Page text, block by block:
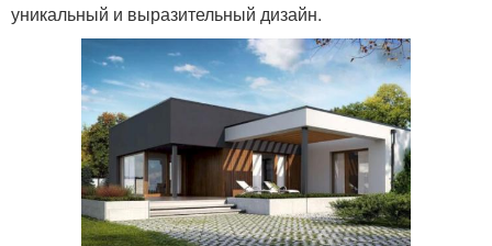
уникальный и выразительный дизайн.